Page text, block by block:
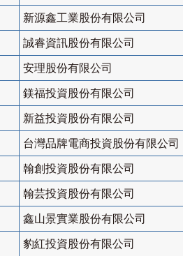
新源鑫工業股份有限公司
誠睿資訊股份有限公司
安理股份有限公司
鎂福投資股份有限公司
新益投資股份有限公司
台灣品牌電商投資股份有限公司
翰創投資股份有限公司
翰芸投資股份有限公司
鑫山景實業股份有限公司
豹紅投資股份有限公司